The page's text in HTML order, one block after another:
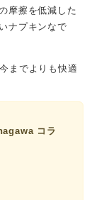
摩擦を低減した
ナプキンなで
までよりも快適
コラ